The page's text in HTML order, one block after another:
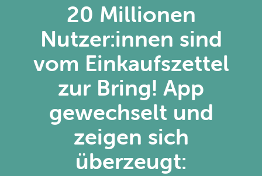
20 Millionen
Nutzer:innen sind
vom Einkaufszettel
zur Bring! App
gewechselt und
zeigen sich
überzeugt: